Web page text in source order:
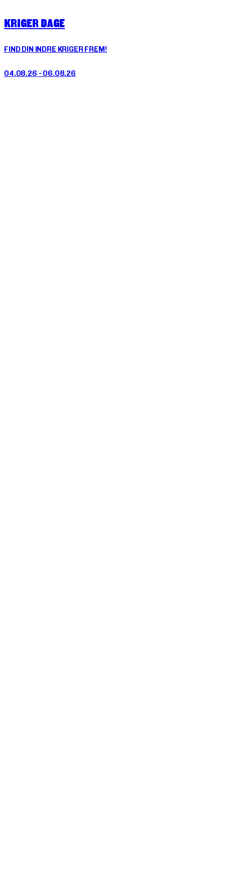
KRIGERDAGE
FIND DIN INDRE KRIGER FREM!
04.08.26 - 06.08.26